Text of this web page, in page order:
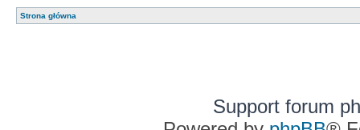
Strona główna
Support forum